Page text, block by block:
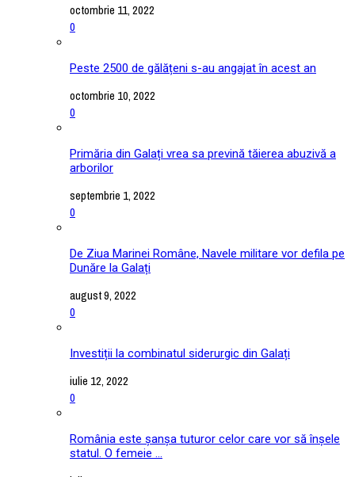
octombrie 11, 2022
0
Peste 2500 de gălățeni s-au angajat în acest an
octombrie 10, 2022
0
Primăria din Galați vrea sa prevină tăierea abuzivă a
arborilor
septembrie 1, 2022
0
De Ziua Marinei Române, Navele militare vor defila pe
Dunăre la Galați
august 9, 2022
0
Investiții la combinatul siderurgic din Galați
iulie 12, 2022
0
România este șanșa tuturor celor care vor să înșele
statul. O femeie ...